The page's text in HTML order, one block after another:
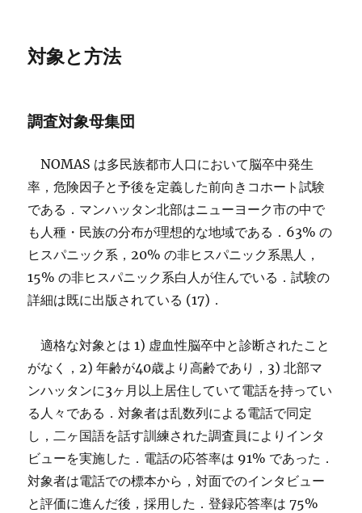
対象と方法
調査対象母集団
NOMAS は多民族都市人口において脳卒中発生
率，危険因子と予後を定義した前向きコホート試験
である．マンハッタン北部はニューヨーク市の中で
も人種・民族の分布が理想的な地域である．63% の
ヒスパニック系，20% の非ヒスパニック系黒人，
15% の非ヒスパニック系白人が住んでいる．試験の
詳細は既に出版されている (17)．
適格な対象とは 1) 虚血性脳卒中と診断されたこと
がなく，2) 年齢が40歳より高齢であり，3) 北部マ
ンハッタンに3ヶ月以上居住していて電話を持ってい
る人々である．対象者は乱数列による電話で同定
し，二ヶ国語を話す訓練された調査員によりインタ
ビューを実施した．電話の応答率は 91% であった．
対象者は電話での標本から，対面でのインタビュー
と評価に進んだ後，採用した．登録応答率は 75%